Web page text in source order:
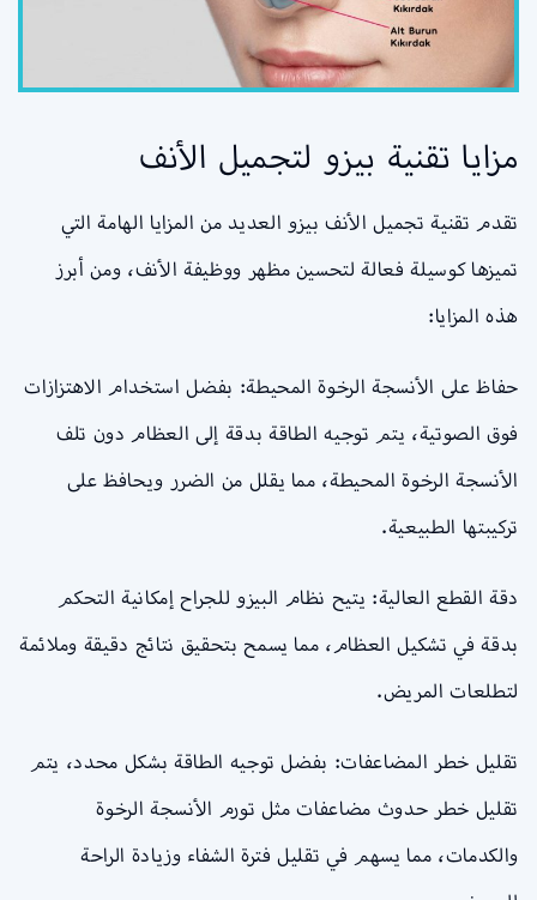
مزايا تقنية بيزو لتجميل الأنف
تقدم تقنية تجميل الأنف بيزو العديد من المزايا الهامة التي
تميزها كوسيلة فعالة لتحسين مظهر ووظيفة الأنف، ومن أبرز
هذه المزايا:
حفاظ على الأنسجة الرخوة المحيطة: بفضل استخدام الاهتزازات
فوق الصوتية، يتم توجيه الطاقة بدقة إلى العظام دون تلف
الأنسجة الرخوة المحيطة، مما يقلل من الضرر ويحافظ على
تركيبتها الطبيعية.
دقة القطع العالية: يتيح نظام البيزو للجراح إمكانية التحكم
بدقة في تشكيل العظام، مما يسمح بتحقيق نتائج دقيقة وملائمة
لتطلعات المريض.
تقليل خطر المضاعفات: بفضل توجيه الطاقة بشكل محدد، يتم
تقليل خطر حدوث مضاعفات مثل تورم الأنسجة الرخوة
والكدمات، مما يسهم في تقليل فترة الشفاء وزيادة الراحة